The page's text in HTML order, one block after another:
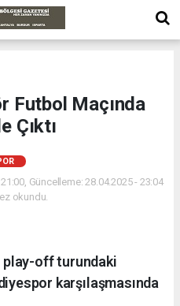
Futbol Maçında
Çıktı
Güncelleme: 28.04.2025 - 23:04
okundu.
play-off turundaki
karşılaşmasında